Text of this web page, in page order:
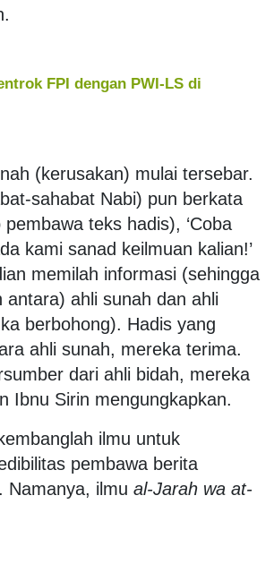
FPI dengan PWI-LS di
(kerusakan) mulai tersebar.
sahabat Nabi) pun berkata
teks hadis), ‘Coba
kami sanad keilmuan kalian!’
memilah informasi (sehingga
antara) ahli sunah dan ahli
berbohong). Hadis yang
ahli sunah, mereka terima.
dari ahli bidah, mereka
Ibnu Sirin mengungkapkan.
ilmu untuk
pembawa berita
Namanya, ilmu al-Jarah wa at-